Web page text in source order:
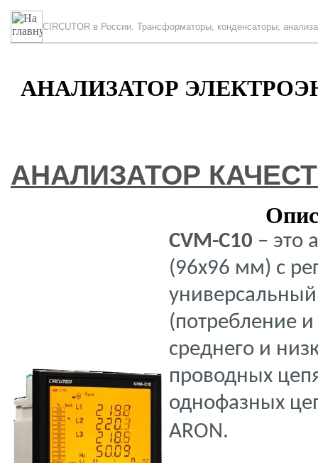
CIRCUTOR в России. Трансформаторы, конденсаторы,
АНАЛИЗАТОР
АНАЛИЗАТОР
CVM-C10 – это
(96x96 мм) с
(потребление
среднего и
проводных
однофазных
ARON.